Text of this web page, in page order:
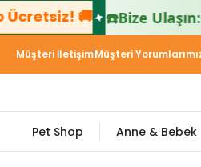
🚚 ☎️Bize Ulaşın:
Müşteri İletişimMüşteri
Pet Shop Anne & Bebek